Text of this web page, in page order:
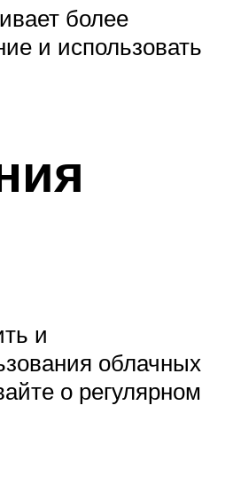
более
и использовать
и
облачных
о регулярном